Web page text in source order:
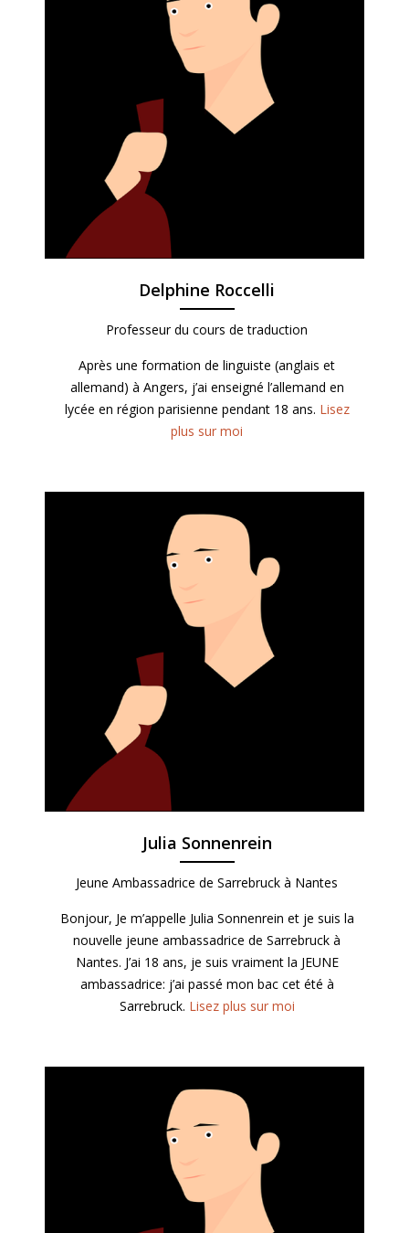
Delphine Roccelli
Professeur du cours de traduction
Après une formation de linguiste (anglais et
allemand) à Angers, j’ai enseigné l’allemand en
lycée en région parisienne pendant 18 ans. Lisez
plus sur moi
Julia Sonnenrein
Jeune Ambassadrice de Sarrebruck à Nantes
Bonjour, Je m’appelle Julia Sonnenrein et je suis la
nouvelle jeune ambassadrice de Sarrebruck à
Nantes. J’ai 18 ans, je suis vraiment la JEUNE
ambassadrice: j’ai passé mon bac cet été à
Sarrebruck. Lisez plus sur moi